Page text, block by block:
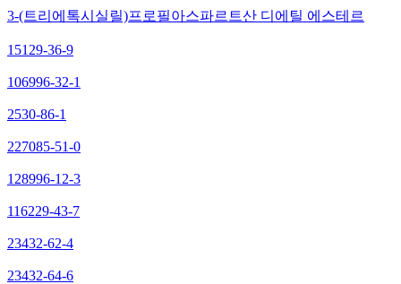
3-(트리에톡시실릴)프로필아스파르트산 디에틸 에스테르
15129-36-9
106996-32-1
2530-86-1
227085-51-0
128996-12-3
116229-43-7
23432-62-4
23432-64-6